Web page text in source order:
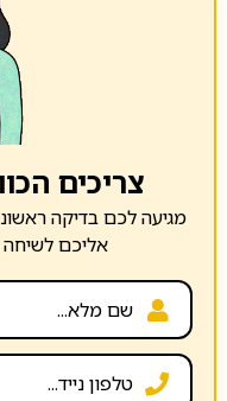
צריכים
מגיעה לכם בדיקה
אליכם